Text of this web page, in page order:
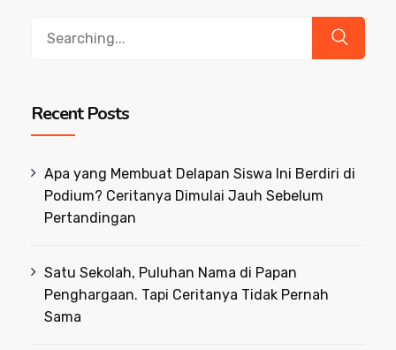
Recent Posts
Apa yang Membuat Delapan Siswa Ini Berdiri di
Podium? Ceritanya Dimulai Jauh Sebelum
Pertandingan
Satu Sekolah, Puluhan Nama di Papan
Penghargaan. Tapi Ceritanya Tidak Pernah
Sama